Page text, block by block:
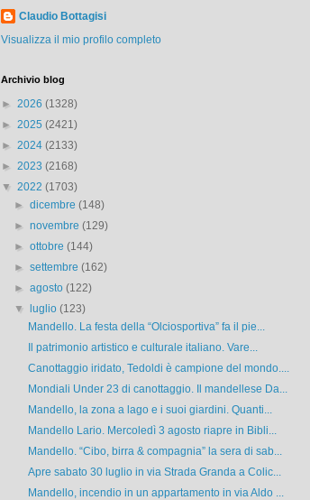
Claudio Bottagisi
Visualizza il mio profilo completo
Archivio blog
► 2026 (1328)
► 2025 (2421)
► 2024 (2133)
► 2023 (2168)
▼ 2022 (1703)
►dicembre(148)
►novembre(129)
►ottobre(144)
►settembre(162)
►agosto(122)
▼luglio(123)
Mandello. La festa della “Olciosportiva” fa il pie...
Il patrimonio artistico e culturale italiano. Vare...
Canottaggio iridato, Tedoldi è campione del mondo....
Mondiali Under 23 di canottaggio. Il mandellese Da...
Mandello, la zona a lago e i suoi giardini. Quanti...
Mandello Lario. Mercoledì 3 agosto riapre in Bibli...
Mandello. “Cibo, birra & compagnia” la sera di sab...
Apre sabato 30 luglio in via Strada Granda a Colic...
Mandello, incendio in un appartamento in via Aldo ...